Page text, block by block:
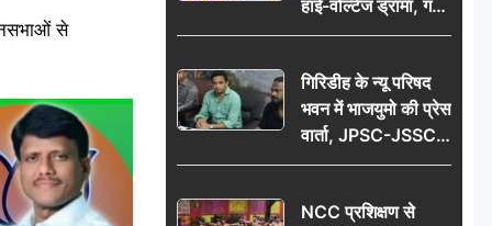
से
हाई-वोल्टेज ड्रामा, गर्दन
पर चाकू रख बोला- CM
वायरल
गिरिडीह के न्यू परिषद
भवन में भाजयुमो की प्रेस
वार्ता, JPSC-JSSC
पेपर लीक के विरोध में
विधानसभा घेराव का
NCC प्रशिक्षण से